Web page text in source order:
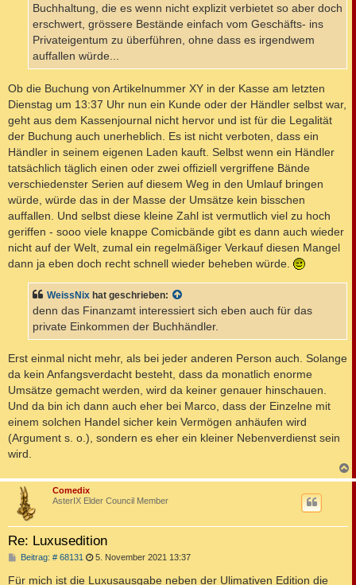
Buchhaltung, die es wenn nicht explizit verbietet so aber doch
erschwert, grössere Bestände einfach vom Geschäfts- ins
Privateigentum zu überführen, ohne dass es irgendwem
auffallen würde...
Ob die Buchung von Artikelnummer XY in der Kasse am letzten
Dienstag um 13:37 Uhr nun ein Kunde oder der Händler selbst war,
geht aus dem Kassenjournal nicht hervor und ist für die Legalität
der Buchung auch unerheblich. Es ist nicht verboten, dass ein
Händler in seinem eigenen Laden kauft. Selbst wenn ein Händler
tatsächlich täglich einen oder zwei offiziell vergriffene Bände
verschiedenster Serien auf diesem Weg in den Umlauf bringen
würde, würde das in der Masse der Umsätze kein bisschen
auffallen. Und selbst diese kleine Zahl ist vermutlich viel zu hoch
geriffen - sooo viele knappe Comicbände gibt es dann auch wieder
nicht auf der Welt, zumal ein regelmäßiger Verkauf diesen Mangel
dann ja eben doch recht schnell wieder beheben würde.
WeissNix hat geschrieben:
denn das Finanzamt interessiert sich eben auch für das
private Einkommen der Buchhändler.
Erst einmal nicht mehr, als bei jeder anderen Person auch. Solange
da kein Anfangsverdacht besteht, dass da monatlich enorme
Umsätze gemacht werden, wird da keiner genauer hinschauen.
Und da bin ich dann auch eher bei Marco, dass der Einzelne mit
einem solchen Handel sicher kein Vermögen anhäufen wird
(Argument s. o.), sondern es eher ein kleiner Nebenverdienst sein
wird.
a
Comedix
AsterIX Elder Council Member
Re: Luxusedition
Beitrag: # 68131 B
i
5. November 2021 13:37
Für mich ist die Luxusausgabe neben der Ulimativen Edition die